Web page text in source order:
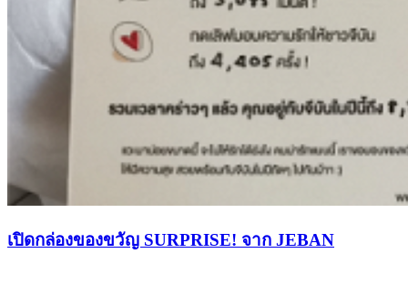
เปิดกล่องของขวัญ SURPRISE! จาก JEBAN